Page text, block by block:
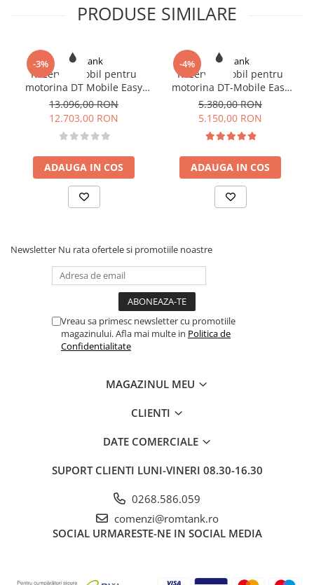
PRODUSE SIMILARE
-3% Romtank
Rezervor mobil pentru
motorina DT Mobile Easy
Basic 980 l, BIPUMP 12V, 85
l/min, capac
13.096,00 RON
12.703,00 RON
ADAUGA IN COS
-4% Romtank
Rezervor mobil pentru
motorina DT-Mobile Easy
440 l, 12 V, CENTRI SP30,
30l/min, cu capac
5.380,00 RON
5.150,00 RON
ADAUGA IN COS
Newsletter Nu rata ofertele si promotiile noastre
Vreau sa primesc newsletter cu promotiile
magazinului. Afla mai multe in Politica de
Confidentialitate
MAGAZINUL MEU
CLIENTI
DATE COMERCIALE
SUPORT CLIENTI LUNI-VINERI 08.30-16.30
0268.586.059
comenzi@romtank.ro
SOCIAL URMARESTE-NE IN SOCIAL MEDIA